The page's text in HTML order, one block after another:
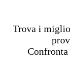
Trova i